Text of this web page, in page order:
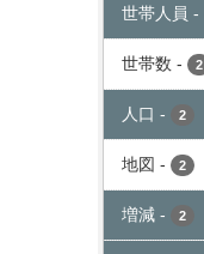
世帯人員 -
世帯数 - 2
人口 - 2
地図 - 2
増減 - 2